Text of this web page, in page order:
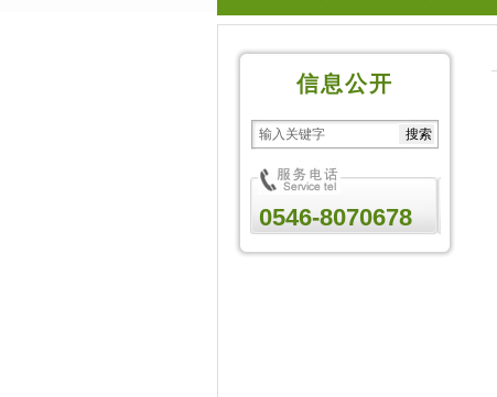
信息公开
0546-8070678